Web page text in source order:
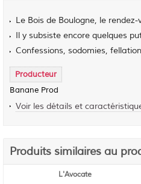
Le Bois de Boulogne, le
Il y subsiste encore quelques
Confessions, sodomies,
Producteur
Banane Prod
Voir les détails et
Produits similaires au
L'Avocate